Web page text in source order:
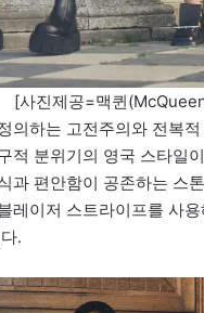
[사진제공=맥퀸
의하는 고전주의와 전복
적 분위기의 영국 스타일
과 편안함이 공존하는 스
레이저 스트라이프를 사
.